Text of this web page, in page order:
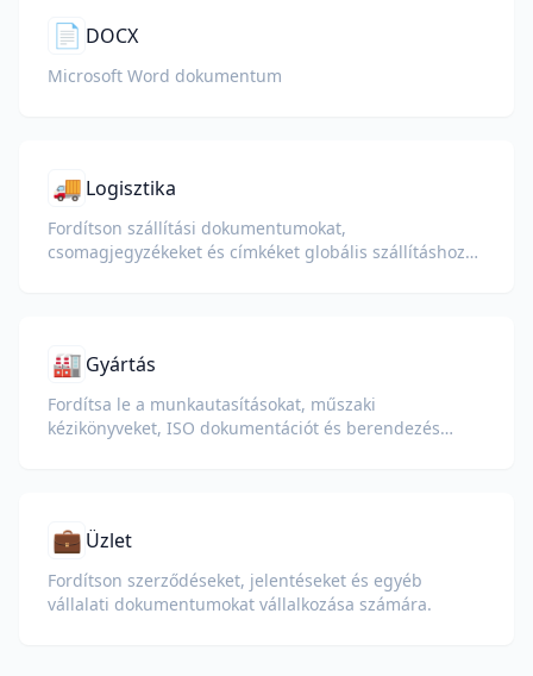
📄 DOCX
Microsoft Word dokumentum
🚚 Logisztika
Fordítson szállítási dokumentumokat,
csomagjegyzékeket és címkéket globális szállításhoz
🏭 Gyártás
Fordítsa le a munkautasításokat, műszaki
kézikönyveket, ISO dokumentációt és berendezés
💼 Üzlet
Fordítson szerződéseket, jelentéseket és egyéb
vállalati dokumentumokat vállalkozása számára.